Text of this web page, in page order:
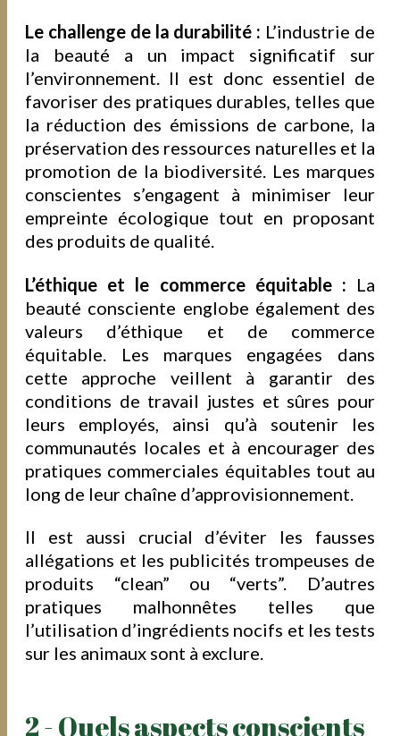
Le challenge de la durabilité : L’industrie de
la beauté a un impact significatif sur
l’environnement. Il est donc essentiel de
favoriser des pratiques durables, telles que
la réduction des émissions de carbone, la
préservation des ressources naturelles et la
promotion de la biodiversité. Les marques
conscientes s’engagent à minimiser leur
empreinte écologique tout en proposant
des produits de qualité.
L’éthique et le commerce équitable : La
beauté consciente englobe également des
valeurs d’éthique et de commerce
équitable. Les marques engagées dans
cette approche veillent à garantir des
conditions de travail justes et sûres pour
leurs employés, ainsi qu’à soutenir les
communautés locales et à encourager des
pratiques commerciales équitables tout au
long de leur chaîne d’approvisionnement.
Il est aussi crucial d’éviter les fausses
allégations et les publicités trompeuses de
produits “clean” ou “verts”. D’autres
pratiques malhonnêtes telles que
l’utilisation d’ingrédients nocifs et les tests
sur les animaux sont à exclure.
2 - Quels aspects conscients